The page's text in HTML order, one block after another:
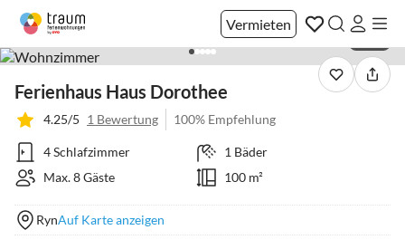
Vermieten
Ferienhaus Haus Dorothee
4.25/5 1 Bewertung 100% Empfehlung
4 Schlafzimmer
1 Bäder
Max. 8 Gäste
100 m²
RynAuf Karte anzeigen